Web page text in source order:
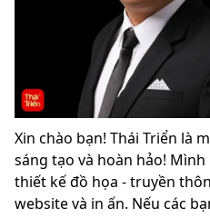
Xin chào bạn! Thái Triển là
sáng tạo và hoàn hảo!
thiết kế đồ họa - truyền
website và in ấn. Nếu các